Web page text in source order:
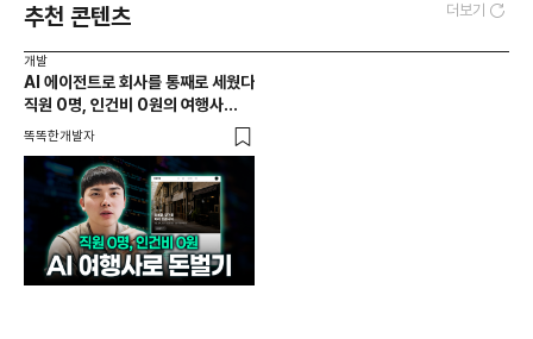
추천 콘텐츠 더보기
개발
AI 에이전트로 회사를 통째로 세웠다
직원 0명, 인건비 0원의 여행사
제작기
똑똑한개발자